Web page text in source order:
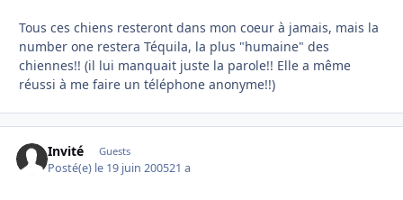
Tous ces chiens resteront dans mon coeur à jamais, mais la
number one restera Téquila, la plus "humaine" des
chiennes!! (il lui manquait juste la parole!! Elle a même
réussi à me faire un téléphone anonyme!!)
Invité Guests
Posté(e) le 19 juin 200521 a